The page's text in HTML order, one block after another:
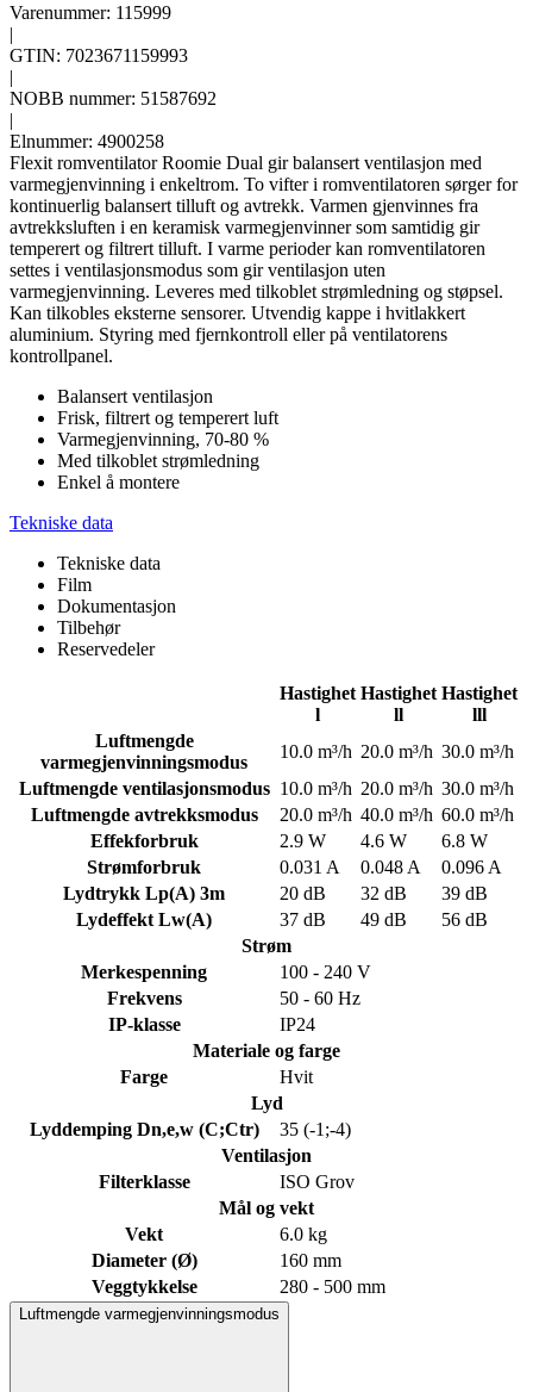
Varenummer: 115999
|
GTIN: 7023671159993
|
NOBB nummer: 51587692
|
Elnummer: 4900258
Flexit romventilator Roomie Dual gir balansert ventilasjon med
varmegjenvinning i enkeltrom. To vifter i romventilatoren sørger for
kontinuerlig balansert tilluft og avtrekk. Varmen gjenvinnes fra
avtrekksluften i en keramisk varmegjenvinner som samtidig gir
temperert og filtrert tilluft. I varme perioder kan romventilatoren
settes i ventilasjonsmodus som gir ventilasjon uten
varmegjenvinning. Leveres med tilkoblet strømledning og støpsel.
Kan tilkobles eksterne sensorer. Utvendig kappe i hvitlakkert
aluminium. Styring med fjernkontroll eller på ventilatorens
kontrollpanel.
Balansert ventilasjon
Frisk, filtrert og temperert luft
Varmegjenvinning, 70-80 %
Med tilkoblet strømledning
Enkel å montere
Tekniske data
Tekniske data
Film
Dokumentasjon
Tilbehør
Reservedeler
Hastighet
l
Hastighet
ll
Hastighet
lll
Luftmengde
varmegjenvinningsmodus
10.0 m³/h 20.0 m³/h 30.0 m³/h
Luftmengde ventilasjonsmodus 10.0 m³/h 20.0 m³/h 30.0 m³/h
Luftmengde avtrekksmodus
20.0 m³/h 40.0 m³/h 60.0 m³/h
Effekforbruk
2.9 W 4.6 W
6.8 W
Strømforbruk
0.031 A 0.048 A
0.096 A
Lydtrykk Lp(A) 3m
20 dB 32 dB
39 dB
Lydeffekt Lw(A)
37 dB 49 dB
56 dB
Strøm
Merkespenning
100 - 240 V
Frekvens
50 - 60 Hz
IP-klasse
IP24
Materiale og farge
Farge
Hvit
Lyd
Lyddemping Dn,e,w (C;Ctr)
35 (-1;-4)
Ventilasjon
Filterklasse
ISO Grov
Mål og vekt
Vekt
6.0 kg
Diameter (Ø)
160 mm
Veggtykkelse
280 - 500 mm
Luftmengde varmegjenvinningsmodus